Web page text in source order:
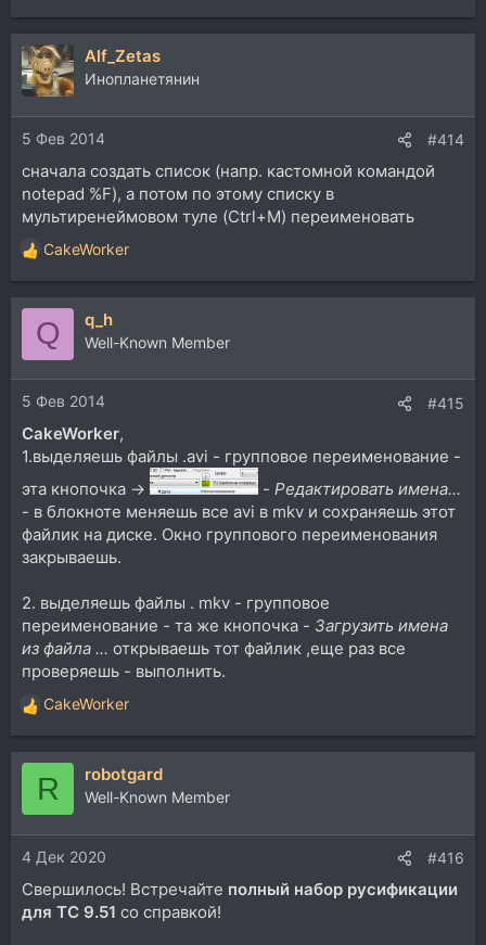
Alf_Zetas
Инопланетянин
5 Фев 2014 #414
сначала создать список (напр. кастомной командой
notepad %F), а потом по этому списку в
мультиренеймовом туле (Ctrl+M) переименовать
Р
е
а
и
и
:
CakeWorker
Q q_h
Well-Known Member
5 Фев 2014 #415
CakeWorker,
1.выделяешь файлы .avi - групповое переименование -
эта кнопочка ->
- Редактировать имена...
- в блокноте меняешь все avi в mkv и сохраняешь этот
файлик на диске. Окно группового переименования
закрываешь.
2. выделяешь файлы . mkv - групповое
переименование - та же кнопочка - Загрузить имена
из файла ... открываешь тот файлик ,еще раз все
проверяешь - выполнить.
Р
е
а
и
и
:
CakeWorker
R robotgard
Well-Known Member
4 Дек 2020 #416
Свершилось! Встречайте полный набор русификации
для TC 9.51 со справкой!